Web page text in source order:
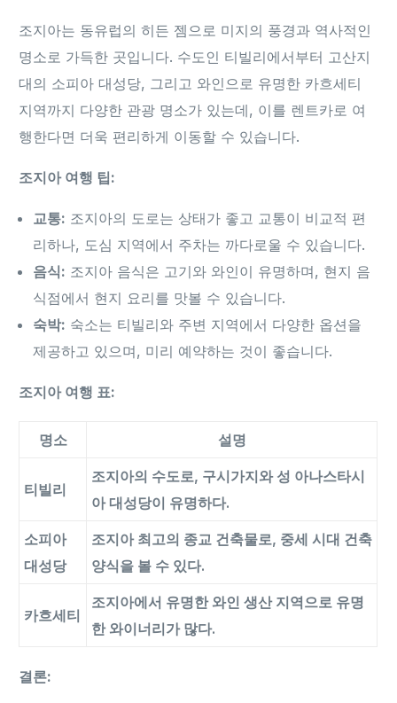
조지아는 동유럽의 히든 젬으로 미지의 풍경과 역사적인
명소로 가득한 곳입니다. 수도인 티빌리에서부터 고산지
대의 소피아 대성당, 그리고 와인으로 유명한 카흐세티
지역까지 다양한 관광 명소가 있는데, 이를 렌트카로 여
행한다면 더욱 편리하게 이동할 수 있습니다.
조지아 여행 팁:
교통: 조지아의 도로는 상태가 좋고 교통이 비교적 편
리하나, 도심 지역에서 주차는 까다로울 수 있습니다.
음식: 조지아 음식은 고기와 와인이 유명하며, 현지 음
식점에서 현지 요리를 맛볼 수 있습니다.
숙박: 숙소는 티빌리와 주변 지역에서 다양한 옵션을
제공하고 있으며, 미리 예약하는 것이 좋습니다.
조지아 여행 표:
명소 설명
티빌리
조지아의 수도로, 구시가지와 성 아나스타시
아 대성당이 유명하다.
소피아
대성당
조지아 최고의 종교 건축물로, 중세 시대 건축
양식을 볼 수 있다.
카흐세티
조지아에서 유명한 와인 생산 지역으로 유명
한 와이너리가 많다.
결론: